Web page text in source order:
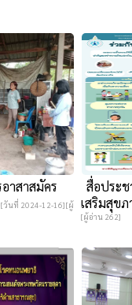
าสาสมัคร
[วันที่ 2024-12-16][ผู้
สื่อประช
เสริมสุขภ
[ผู้อ่าน 262]